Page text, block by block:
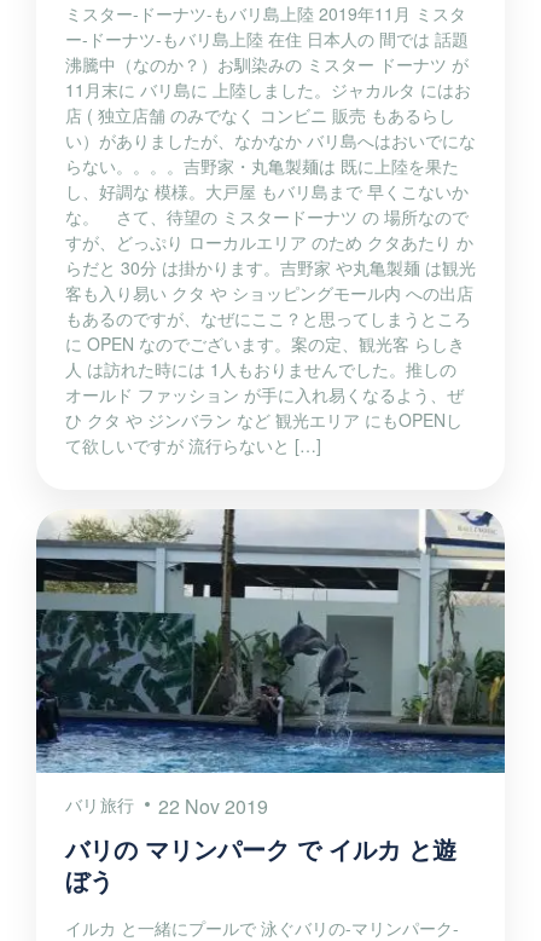
ミスター-ドーナツ-もバリ島上陸 2019年11月 ミスタ
ー-ドーナツ-もバリ島上陸 在住 日本人の 間では 話題
沸騰中（なのか？）お馴染みの ミスター ドーナツ が
11月末に バリ島に 上陸しました。ジャカルタ にはお
店 ( 独立店舗 のみでなく コンビニ 販売 もあるらし
い）がありましたが、なかなか バリ島へはおいでにな
らない。。。。吉野家・丸亀製麺は 既に上陸を果た
し、好調な 模様。大戸屋 もバリ島まで 早くこないか
な。 さて、待望の ミスタードーナツ の 場所なので
すが、どっぷり ローカルエリア のため クタあたり か
らだと 30分 は掛かります。吉野家 や丸亀製麺 は観光
客も入り易い クタ や ショッピングモール内 への出店
もあるのですが、なぜにここ？と思ってしまうところ
に OPEN なのでございます。案の定、観光客 らしき
人 は訪れた時には 1人もおりませんでした。推しの
オールド ファッション が手に入れ易くなるよう、ぜ
ひ クタ や ジンバラン など 観光エリア にもOPENし
て欲しいですが 流行らないと […]
バリ旅行 22 Nov 2019
バリの マリンパーク で イルカ と遊
ぼう
イルカ と一緒にプールで 泳ぐバリの-マリンパーク-